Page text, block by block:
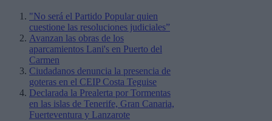
"No será el Partido Popular quien
cuestione las resoluciones judiciales”
Avanzan las obras de los
aparcamientos Lani's en Puerto del
Carmen
Ciudadanos denuncia la presencia de
goteras en el CEIP Costa Teguise
Declarada la Prealerta por Tormentas
en las islas de Tenerife, Gran Canaria,
Fuerteventura y Lanzarote